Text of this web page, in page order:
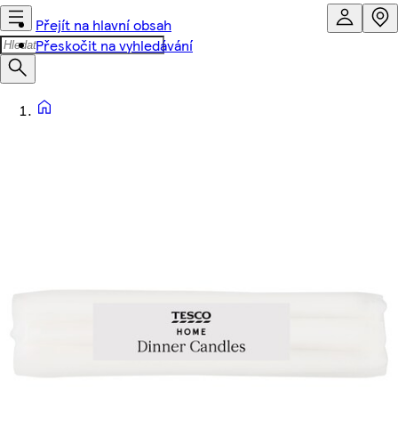
Přejít na hlavní obsah
Přeskočit na vyhledávání